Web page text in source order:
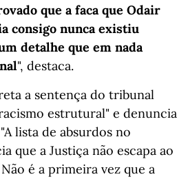
que a faca que Odair
consigo nunca existiu
detalhe que em nada
", destaca.
a sentença do tribunal
estrutural" e denuncia
lista de absurdos no
que a Justiça não escapa ao
é a primeira vez que a